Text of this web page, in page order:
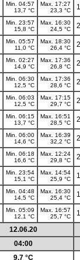
Min. 04:57
13,7 °C
Max. 17:27
23,3 °C
Min. 23:57
15,8 °C
Max. 16:30
24,5 °C
Min. 05:57
11,0 °C
Max. 18:30
26,4 °C
Min. 02:27
14,9 °C
Max. 17:36
26,8 °C
Min. 06:30
12,5 °C
Max. 17:36
28,6 °C
Min. 06:03
12,5 °C
Max. 17:15
29,7 °C
Min. 06:15
13,7 °C
Max. 16:51
28,5 °C
Min. 06:00
14,6 °C
Max. 16:39
32,2 °C
Min. 06:18
16,6 °C
Max. 12:24
29,8 °C
Min. 23:54
15,1 °C
Max. 14:54
25,9 °C
Min. 04:48
14,5 °C
Max. 16:30
25,4 °C
Min. 05:09
12,1 °C
Max. 16:57
25,7 °C
12.06.20
04:00
9,7 °C